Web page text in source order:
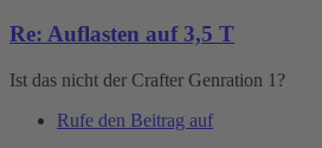
Re: Auflasten auf 3,5 T
Ist das nicht der Crafter Genration 1?
Rufe den Beitrag auf